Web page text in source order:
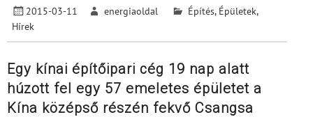
2015-03-11 energiaoldal Építés, Épületek,
Hírek
Egy kínai építőipari cég 19 nap alatt
húzott fel egy 57 emeletes épületet a
Kína középső részén fekvő Csangsa